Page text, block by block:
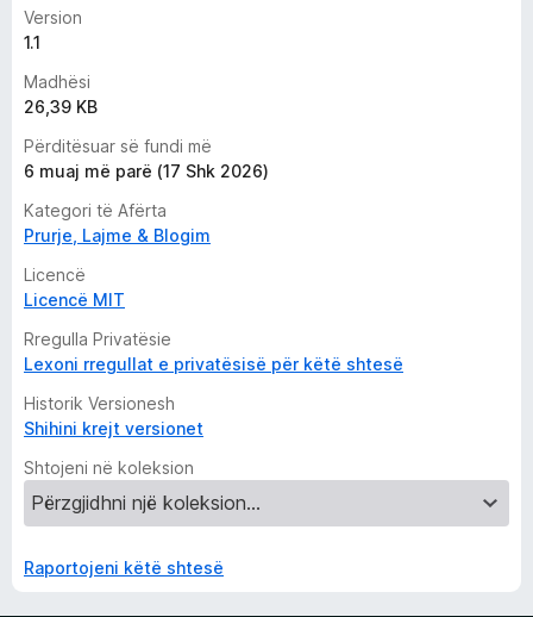
Version
1.1
Madhësi
26,39 KB
Përditësuar së fundi më
6 muaj më parë (17 Shk 2026)
Kategori të Afërta
Prurje, Lajme & Blogim
Licencë
Licencë MIT
Rregulla Privatësie
Lexoni rregullat e privatësisë për këtë shtesë
Historik Versionesh
Shihini krejt versionet
Shtojeni në koleksion
Raportojeni këtë shtesë